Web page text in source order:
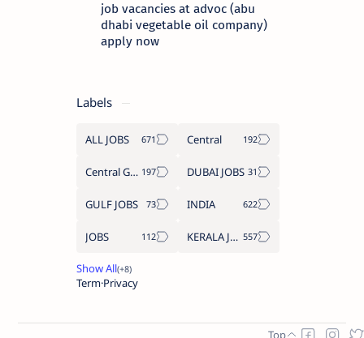
job vacancies at advoc (abu
dhabi vegetable oil company)
apply now
Labels
ALL JOBS Central
Central Government Job DUBAI JOBS
GULF JOBS INDIA
JOBS KERALA JOBS
Term Privacy